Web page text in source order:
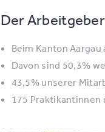
Der
Beim Kanton
Davon sind 50,3%
43,5% unserer
175 Praktikantinnen